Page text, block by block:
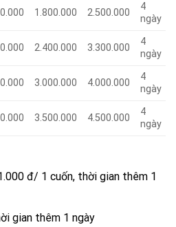
1.800.000 2.500.000
4
ngày
2.400.000 3.300.000
4
ngày
3.000.000 4.000.000
4
ngày
3.500.000 4.500.000
4
ngày
đ/ 1 cuốn, thời gian thêm 1
gian thêm 1 ngày